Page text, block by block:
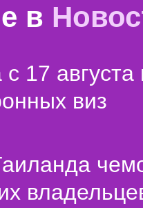
в
17 августа
виз